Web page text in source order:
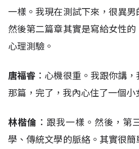
一樣。我現在測試下來，很異男
然後第二篇章其實是寫給女性的
心理測驗。
唐福睿 ：心機很重。我跟你講
那篇，完了，我內心住了一個小
林楷倫 ：跟我一樣。然後，第
學、傳統文學的脈絡。其實很